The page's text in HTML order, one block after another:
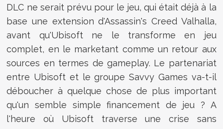
DLC ne serait prévu pour le jeu, qui était déjà à la
base une extension d'Assassin's Creed Valhalla,
avant qu'Ubisoft ne le transforme en jeu
complet, en le marketant comme un retour aux
sources en termes de gameplay. Le partenariat
entre Ubisoft et le groupe Savvy Games va-t-il
déboucher à quelque chose de plus important
qu'un semble simple financement de jeu ? A
l'heure où Ubisoft traverse une crise sans